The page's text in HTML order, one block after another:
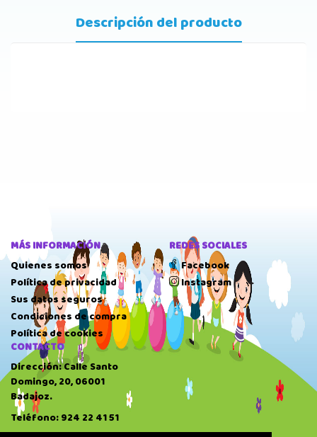
Descripción del producto
MÁS INFORMACIÓN
Quienes somos
Política de privacidad
Sus datos seguros
Condiciones de compra
Política de cookies
REDES SOCIALES
Facebook
Instagram
CONTACTO
Dirección: Calle Santo
Domingo, 20, 06001
Badajoz.
Teléfono: 924 22 41 51